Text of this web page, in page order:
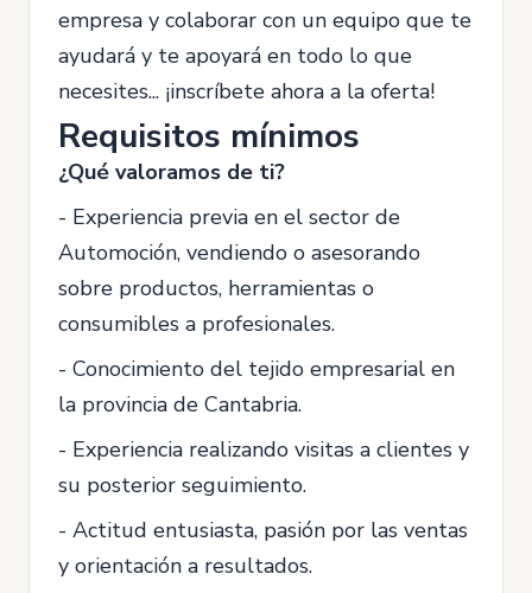
empresa y colaborar con un equipo que te
ayudará y te apoyará en todo lo que
necesites... ¡inscríbete ahora a la oferta!
Requisitos mínimos
¿Qué valoramos de ti?
- Experiencia previa en el sector de
Automoción, vendiendo o asesorando
sobre productos, herramientas o
consumibles a profesionales.
- Conocimiento del tejido empresarial en
la provincia de Cantabria.
- Experiencia realizando visitas a clientes y
su posterior seguimiento.
- Actitud entusiasta, pasión por las ventas
y orientación a resultados.